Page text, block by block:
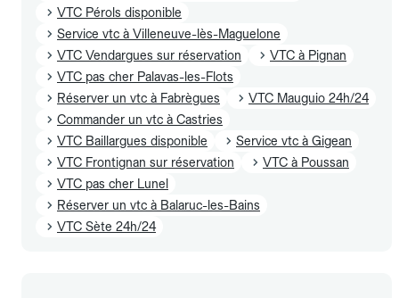
VTC Pérols disponible
Service vtc à Villeneuve-lès-Maguelone
VTC Vendargues sur réservation
VTC à Pignan
VTC pas cher Palavas-les-Flots
Réserver un vtc à Fabrègues
VTC Mauguio 24h/24
Commander un vtc à Castries
VTC Baillargues disponible
Service vtc à Gigean
VTC Frontignan sur réservation
VTC à Poussan
VTC pas cher Lunel
Réserver un vtc à Balaruc-les-Bains
VTC Sète 24h/24